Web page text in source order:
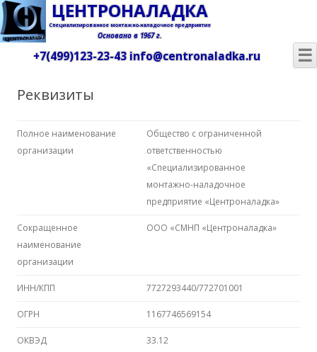
ЦЕНТРОНАЛАДКА
Специализированное монтажно-наладочное предприятие
Основано в 1967 г.
+7(499)123-23-43 info@centronaladka.ru ☰
Реквизиты
Полное наименование
организации
Общество с ограниченной
ответственностью
«Специализированное
монтажно-наладочное
предприятие «Центроналадка»
Сокращенное
наименование
организации
ООО «СМНП «Центроналадка»
ИНН/КПП 7727293440/772701001
ОГРН 1167746569154
ОКВЭД 33.12